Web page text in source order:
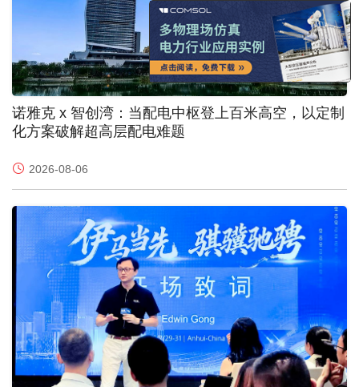
诺雅克 x 智创湾：当配电中枢登上百米高空，以定制
化方案破解超高层配电难题
2026-08-06
x